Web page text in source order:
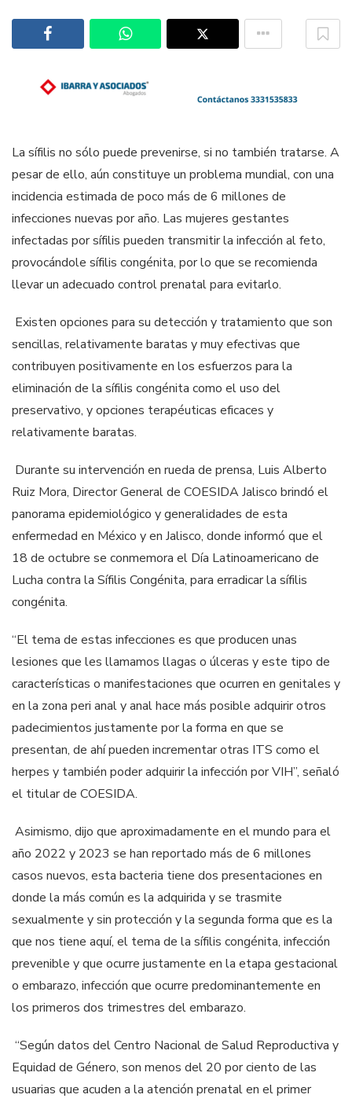
La sífilis no sólo puede prevenirse, si no también tratarse. A
pesar de ello, aún constituye un problema mundial, con una
incidencia estimada de poco más de 6 millones de
infecciones nuevas por año. Las mujeres gestantes
infectadas por sífilis pueden transmitir la infección al feto,
provocándole sífilis congénita, por lo que se recomienda
llevar un adecuado control prenatal para evitarlo.
Existen opciones para su detección y tratamiento que son
sencillas, relativamente baratas y muy efectivas que
contribuyen positivamente en los esfuerzos para la
eliminación de la sífilis congénita como el uso del
preservativo, y opciones terapéuticas eficaces y
relativamente baratas.
Durante su intervención en rueda de prensa, Luis Alberto
Ruiz Mora, Director General de COESIDA Jalisco brindó el
panorama epidemiológico y generalidades de esta
enfermedad en México y en Jalisco, donde informó que el
18 de octubre se conmemora el Día Latinoamericano de
Lucha contra la Sífilis Congénita, para erradicar la sífilis
congénita.
“El tema de estas infecciones es que producen unas
lesiones que les llamamos llagas o úlceras y este tipo de
características o manifestaciones que ocurren en genitales y
en la zona peri anal y anal hace más posible adquirir otros
padecimientos justamente por la forma en que se
presentan, de ahí pueden incrementar otras ITS como el
herpes y también poder adquirir la infección por VIH”, señaló
el titular de COESIDA.
Asimismo, dijo que aproximadamente en el mundo para el
año 2022 y 2023 se han reportado más de 6 millones
casos nuevos, esta bacteria tiene dos presentaciones en
donde la más común es la adquirida y se trasmite
sexualmente y sin protección y la segunda forma que es la
que nos tiene aquí, el tema de la sífilis congénita, infección
prevenible y que ocurre justamente en la etapa gestacional
o embarazo, infección que ocurre predominantemente en
los primeros dos trimestres del embarazo.
“Según datos del Centro Nacional de Salud Reproductiva y
Equidad de Género, son menos del 20 por ciento de las
usuarias que acuden a la atención prenatal en el primer